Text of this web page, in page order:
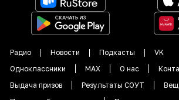
Радио Новости Подкасты
VK
Одноклассники
MAX О нас
Выдача призов
Результаты СОУТ